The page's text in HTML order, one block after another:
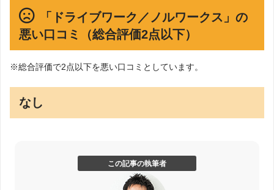
「ドライブワーク／ノルワークス」の
悪い口コミ（総合評価2点以下）
※総合評価で2点以下を悪い口コミとしています。
なし
この記事の執筆者